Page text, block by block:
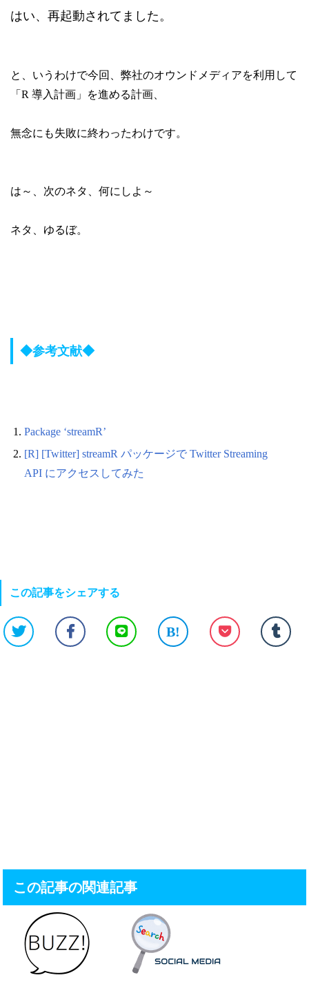
はい、再起動されてました。
と、いうわけで今回、弊社のオウンドメディアを利用して
「R 導入計画」を進める計画、
無念にも失敗に終わったわけです。
は～、次のネタ、何にしよ～
ネタ、ゆるぼ。
◆参考文献◆
Package ‘streamR’
[R] [Twitter] streamR パッケージで Twitter Streaming
API にアクセスしてみた
この記事をシェアする
B!
この記事の関連記事